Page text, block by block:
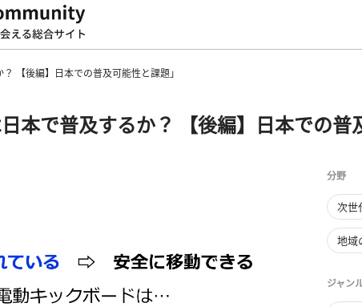
【後編】日本での普及可能性と課題」
本で普及するか？ 【後編】日本での普
分野
次世
地域
ジャン